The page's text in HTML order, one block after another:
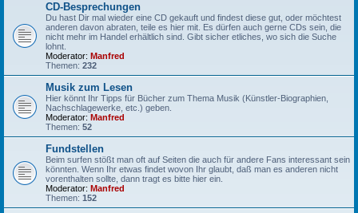
CD-Besprechungen
Du hast Dir mal wieder eine CD gekauft und findest diese gut, oder möchtest
anderen davon abraten, teile es hier mit. Es dürfen auch gerne CDs sein, die
nicht mehr im Handel erhältlich sind. Gibt sicher etliches, wo sich die Suche
lohnt.
Moderator: Manfred
Themen: 232
Musik zum Lesen
Hier könnt Ihr Tipps für Bücher zum Thema Musik (Künstler-Biographien,
Nachschlagewerke, etc.) geben.
Moderator: Manfred
Themen: 52
Fundstellen
Beim surfen stößt man oft auf Seiten die auch für andere Fans interessant sein
könnten. Wenn Ihr etwas findet wovon Ihr glaubt, daß man es anderen nicht
vorenthalten sollte, dann tragt es bitte hier ein.
Moderator: Manfred
Themen: 152